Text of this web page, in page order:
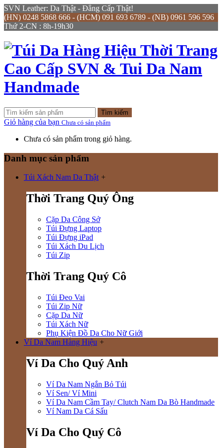
SVN Leather: Da Thật - Đẳng Cấp Thật!
(HN) 0248 5868 666 - (HCM) 091 693 6789 - (NB) 0961 596 596
Thứ 2-CN : 8h-19h30
Tìm kiếm
Giỏ hàng của bạn Chưa có sản phẩm
Chưa có sản phẩm trong giỏ hàng.
Danh mục sản phẩm
Túi Xách Nam Da Thật +
Thời Trang Quý Ông
Cặp Da Công Sở
Túi Đựng Laptop
Túi Đựng iPad
Túi Xách Du Lịch
Túi Zip
Thời Trang Quý Cô
Túi Đeo Vai
Túi Zip Nữ
Cặp Da Nữ
Túi Xách Nữ
Phụ Kiện Đồ Da Cho Nữ Giới
Ví Da Nam Hàng Hiệu +
Ví Da Cho Quý Anh
Ví Da Nam Ngắn Bỏ Túi
Ví Sen/ Ví Mini
Ví Da Nam Cầm Tay/ Clutch Nam Da Bò Handmade
Ví Nam Da Cá Sấu
Ví Da Cho Quý Cô